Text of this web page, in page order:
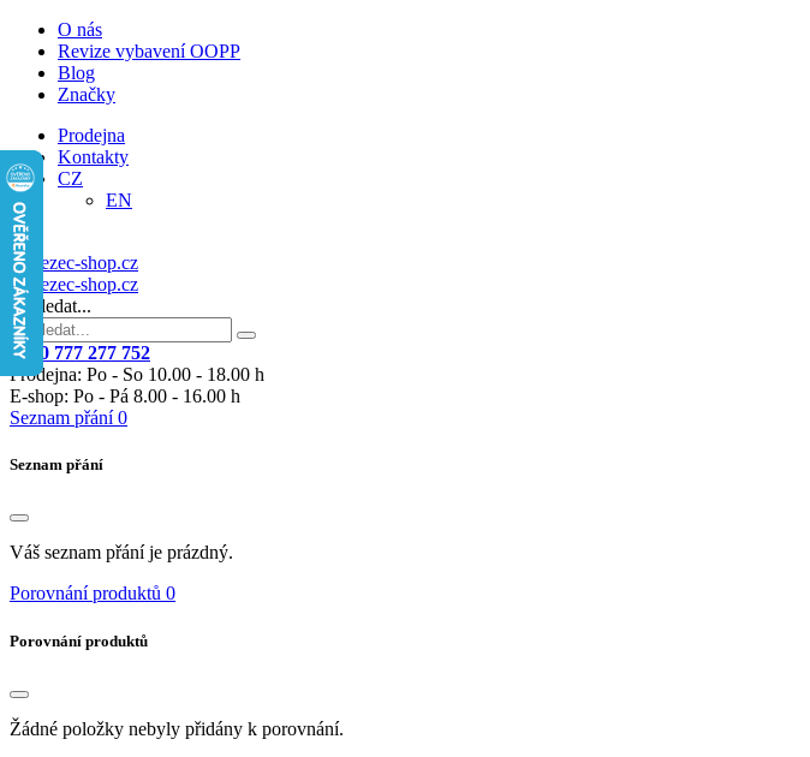
O nás
Revize vybavení OOPP
Blog
Značky
Prodejna
Kontakty
CZ
EN
Vyhledat...
+420 777 277 752
Prodejna: Po - So 10.00 - 18.00 h
E-shop: Po - Pá 8.00 - 16.00 h
Seznam přání 0
Seznam přání
Váš seznam přání je prázdný.
Porovnání produktů 0
Porovnání produktů
Žádné položky nebyly přidány k porovnání.